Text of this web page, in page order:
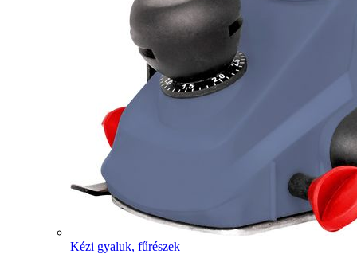
Kézi gyaluk, fűrészek